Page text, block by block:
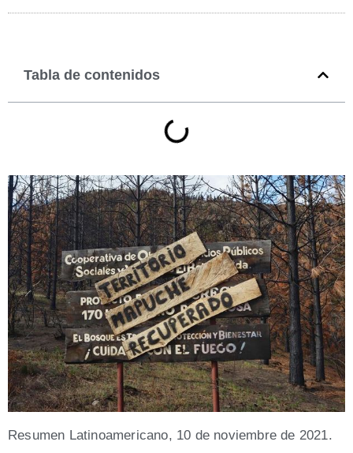
Tabla de contenidos
Resu­men Lati­no­ame­ri­cano, 10 de noviem­bre de 2021.